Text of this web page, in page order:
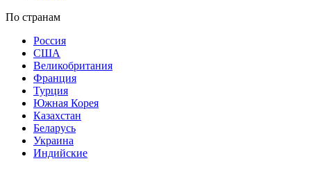
По странам
Россия
США
Великобритания
Франция
Турция
Южная Корея
Казахстан
Беларусь
Украина
Индийские